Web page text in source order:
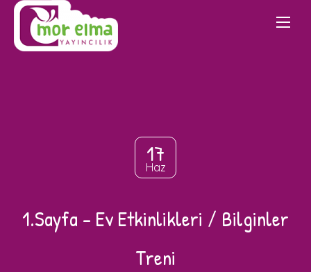
17
Haz
1.Sayfa – Ev Etkinlikleri / Bilginler
Treni